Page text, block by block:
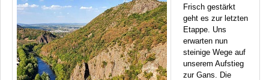
Frisch gestärkt
geht es zur letzten
Etappe. Uns
erwarten nun
steinige Wege auf
unserem Aufstieg
zur Gans. Die